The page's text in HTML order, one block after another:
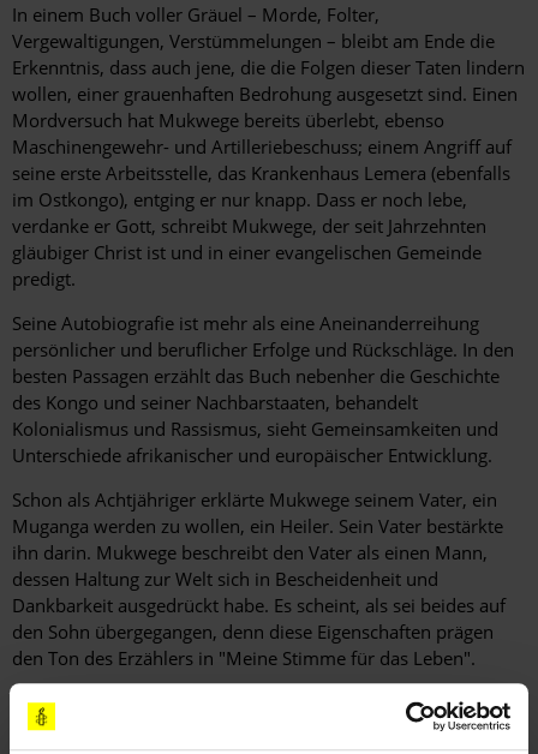
In einem Buch voller Gräuel – Morde, Folter,
Vergewaltigungen, Verstümmelungen – bleibt am Ende die
Erkenntnis, dass auch jene, die die Folgen dieser Taten lindern
wollen, einer grauenhaften Bedrohung ausgesetzt sind. Einen
Mordversuch hat Mukwege bereits überlebt, ebenso
Maschinengewehr- und Artilleriebeschuss; einem Angriff auf
seine erste Arbeitsstelle, das Krankenhaus Lemera (ebenfalls
im Ostkongo), entging er nur knapp. Dass er noch lebe,
verdanke er Gott, schreibt Mukwege, der seit Jahrzehnten
gläubiger Christ ist und in einer evangelischen Gemeinde
predigt.
Seine Autobiografie ist mehr als eine Aneinanderreihung
persönlicher und beruflicher Erfolge und Rückschläge. In den
besten Passagen erzählt das Buch nebenher die Geschichte
des Kongo und seiner Nachbarstaaten, behandelt
Kolonialismus und Rassismus, sieht Gemeinsamkeiten und
Unterschiede ­afrikanischer und europäischer Entwicklung.
Schon als Achtjähriger erklärte Mukwege seinem Vater, ein
Muganga werden zu wollen, ein Heiler. Sein Vater bestärkte
ihn darin. Mukwege beschreibt den Vater als einen Mann,
dessen Haltung zur Welt sich in Bescheidenheit und
Dankbarkeit ausgedrückt habe. Es scheint, als sei beides auf
den Sohn übergegangen, denn diese Eigenschaften prägen
den Ton des Erzählers in "Meine Stimme für das Leben".
Denis Mukwege: Meine Stimme für das Leben. Aus dem